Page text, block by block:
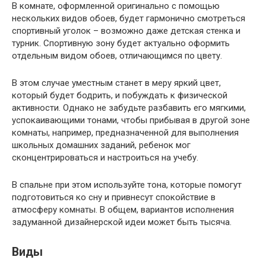
В комнате, оформленной оригинально с помощью
нескольких видов обоев, будет гармонично смотреться
спортивный уголок – возможно даже детская стенка и
турник. Спортивную зону будет актуально оформить
отдельным видом обоев, отличающимся по цвету.
В этом случае уместным станет в меру яркий цвет,
который будет бодрить, и побуждать к физической
активности. Однако не забудьте разбавить его мягкими,
успокаивающими тонами, чтобы прибывая в другой зоне
комнаты, например, предназначенной для выполнения
школьных домашних заданий, ребенок мог
сконцентрироваться и настроиться на учебу.
В спальне при этом используйте тона, которые помогут
подготовиться ко сну и привнесут спокойствие в
атмосферу комнаты. В общем, вариантов исполнения
задуманной дизайнерской идеи может быть тысяча.
Виды